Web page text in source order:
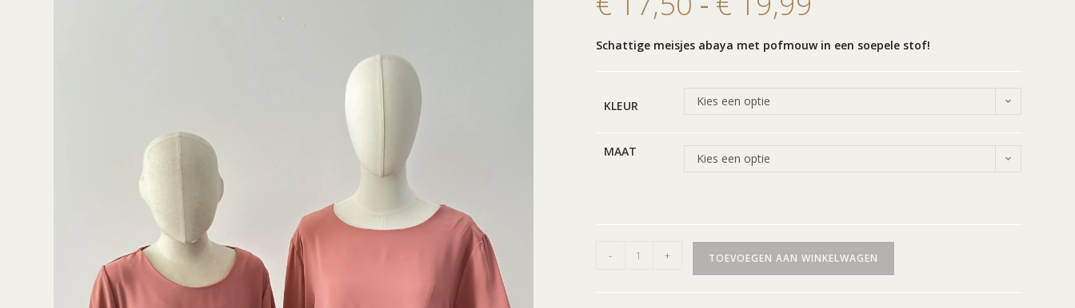
Schattige meisjes abaya met pofmouw in een soepele stof!
KLEUR Kies een optie
MAAT Kies een optie
- + TOEVOEGEN AAN WINKELWAGEN